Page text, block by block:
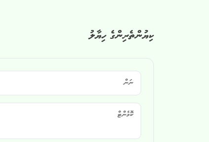
ކިޔުންތެރިންގެ ހިޔާލު